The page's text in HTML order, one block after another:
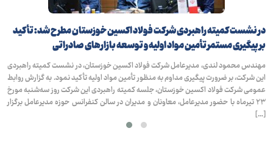
در نشست کمیته راهبردی شرکت فولاد اکسین خوزستان مطرح شد: تأکید
بر پیگیری مستمر تأمین مواد اولیه و توسعه بازارهای صادراتی
مهندس محمود لندی، مدیرعامل شرکت فولاد اکسین خوزستان، در نشست کمیته راهبردی
این شرکت، بر ضرورت پیگیری مداوم به‌ منظور تأمین مواد اولیه تأکید نمود. به گزارش روابط
عمومی شرکت فولاد اکسین خوزستان، جلسه کمیته راهبردی این شرکت روز سه‌شنبه مورخ
۲۳ تیرماه با حضور مدیرعامل، معاونان و مدیران در سالن کنفرانس حوزه مدیرعامل برگزار
[…]